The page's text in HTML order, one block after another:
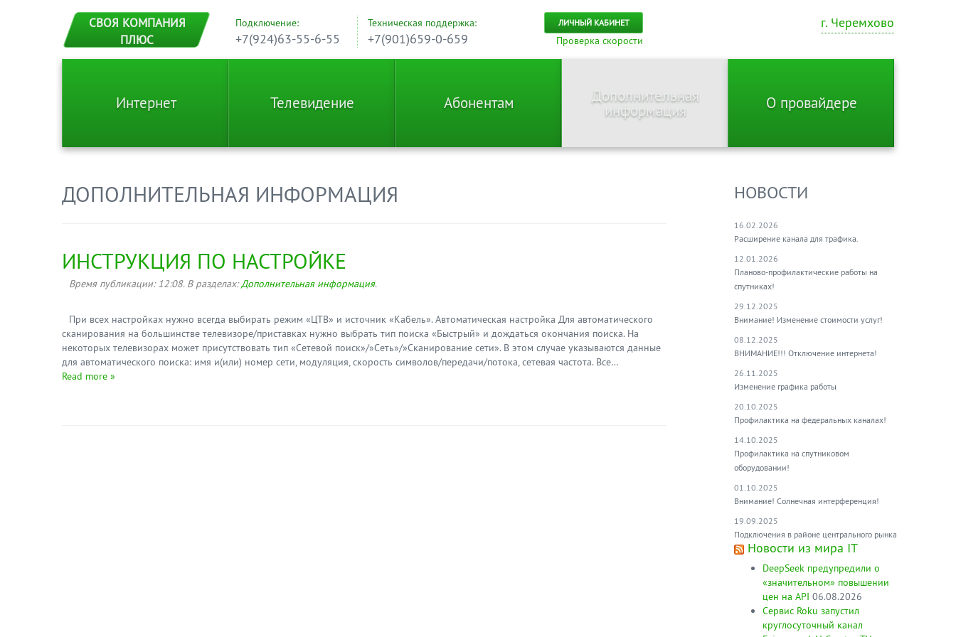
СВОЯ КОМПАНИЯ
ПЛЮС
Подключение:
+7(924)63-55-6-55
Техническая поддержка:
+7(901)659-0-659
ЛИЧНЫЙ КАБИНЕТ
Проверка скорости
г. Черемхово
Интернет Телевидение Абонентам Дополнительная
информация О провайдере
ДОПОЛНИТЕЛЬНАЯ ИНФОРМАЦИЯ
ИНСТРУКЦИЯ ПО НАСТРОЙКЕ
Время публикации:12:08. В разделах:Дополнительная информация.
При всех настройках нужно всегда выбирать режим «ЦТВ» и источник «Кабель». Автоматическая настройка Для автоматического
сканирования на большинстве телевизоре/приставках нужно выбрать тип поиска «Быстрый» и дождаться окончания поиска. На
некоторых телевизорах может присутствовать тип «Сетевой поиск»/»Сеть»/»Сканирование сети». В этом случае указываются данные
для автоматического поиска: имя и(или) номер сети, модуляция, скорость символов/передачи/потока, сетевая частота. Все…
Read more »
НОВОСТИ
16.02.2026
Расширение канала для трафика.
12.01.2026
Планово-профилактические работы на
спутниках!
29.12.2025
Внимание! Изменение стоимости услуг!
08.12.2025
ВНИМАНИЕ!!! Отключение интернета!
26.11.2025
Изменение графика работы
20.10.2025
Профилактика на федеральных каналах!
14.10.2025
Профилактика на спутниковом
оборудовании!
01.10.2025
Внимание! Солнечная интерференция!
19.09.2025
Подключения в районе центрального рынка
Новости из мира IT
DeepSeek предупредили о
«значительном» повышении
цен на API 06.08.2026
Сервис Roku запустил
круглосуточный канал